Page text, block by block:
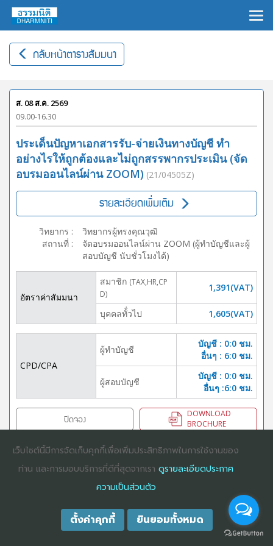
กลับหน้าตารางสัมมนา
ส. 08 ส.ค. 2569
09.00-16.30
ประเด็นปัญหาเอกสารรับ-จ่ายเงินทางบัญชี ทำ
อย่างไรให้ถูกต้องและไม่ถูกสรรพากรประเมิน (จัด
อบรมออนไลน์ผ่าน ZOOM) (21/04505Z)
รายละเอียดเพิ่มเติม
วิทยากร :
วิทยากรผู้ทรงคุณวุฒิ
สถานที่ :
จัดอบรมออนไลน์ผ่าน ZOOM (ผู้ทำบัญชีและผู้
สอบบัญชี นับชั่วโมงได้)
อัตราค่าสัมมนา
สมาชิก (TAX,HR,CP
D)
1,391(VAT)
บุคคลทั้่วไป 1,605(VAT)
CPD/CPA
ผู้ทำบัญชี
บัญชี : 0:0 ชม.
อื่นๆ : 6:0 ชม.
ผู้สอบบัญชี
บัญชี : 0:0 ชม.
อื่นๆ :6:0 ชม.
ปิดจอง
DOWNLOAD
BROCHURE
RIGHTS RESERVED. E-COMMERCIAL REGISTRATION 0105529026680
เว็บไซต์นี้มีการจัดเก็บคุกกี้เพื่อเพิ่มประสิทธิภาพในการใช้งานของ
ท่าน และการมอบบริการที่ดีที่สุดจากเรา ดูรายละเอียดประกาศ
ความเป็นส่วนตัว
ตั้งค่าคุกกี้ ยินยอมทั้งหมด
×